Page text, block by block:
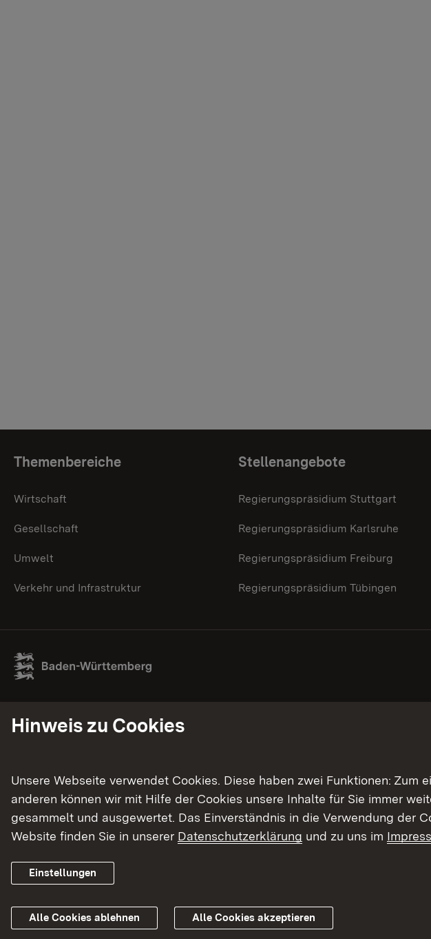
Themenübersicht
Themenbereiche
Wirtschaft
Gesellschaft
Umwelt
Verkehr und Infrastruktur
Stellenangebote
Regierungspräsidium Stuttgart
Regierungspräsidium Karlsruhe
Regierungspräsidium Freiburg
Regierungspräsidium Tübingen
Hinweis zu Cookies
Unsere Webseite verwendet Cookies. Diese haben zwei Funktionen:
anderen können wir mit Hilfe der Cookies unsere Inhalte für Sie immer
gesammelt und ausgewertet. Das Einverständnis in die Verwendung der
Website finden Sie in unserer Datenschutzerklärung und zu uns im
Einstellungen
Alle Cookies ablehnen Alle Cookies akzeptieren